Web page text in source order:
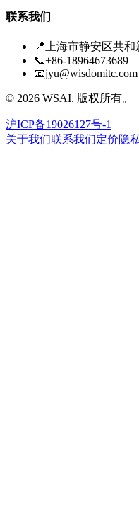
联系我们
📍 上海市静安区共
📞+86-18964673689
📧jyu@wisdomitc.com
© 2026 WSAI. 版权所有。
沪ICP备19026127号-1
关于我们联系我们定价隐